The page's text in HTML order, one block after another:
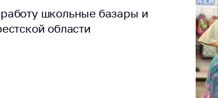
школьные базары и
области